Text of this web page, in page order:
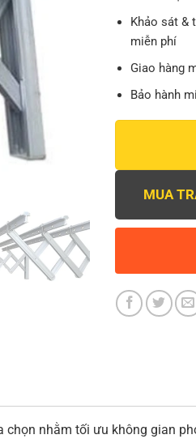
Khảo sát &
miễn phí
Giao hàng
Bảo hành
MUA
chọn nhằm tối ưu không gian